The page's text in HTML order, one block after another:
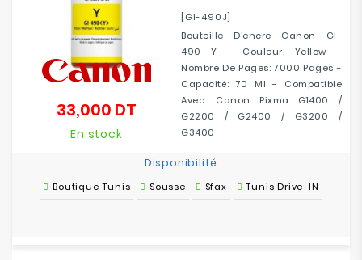
[GI-490J]
Bouteille D'encre Canon GI-
490 Y - Couleur: Yellow -
Nombre De Pages: 7000 Pages -
Capacité: 70 Ml - Compatible
Avec: Canon Pixma G1400 /
G2200 / G2400 / G3200 /
G3400
33,000 DT
En stock
Disponibilité
Boutique Tunis Sousse Sfax Tunis Drive-IN